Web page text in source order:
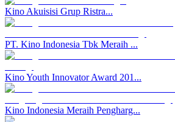
Kino Akuisisi Grup Ristra...
PT. Kino Indonesia Tbk Meraih ...
Kino Youth Innovator Award 201...
Kino Indonesia Meraih Pengharg...